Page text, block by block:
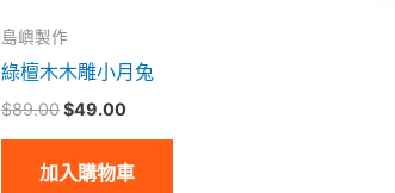
島嶼製作
綠檀木木雕小月兔
$89.00$49.00
加入購物車